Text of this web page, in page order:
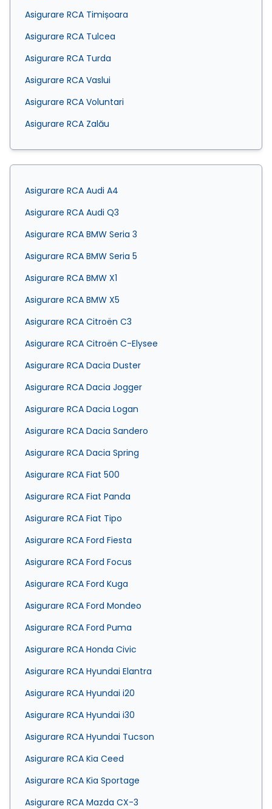
Asigurare RCA Timișoara
Asigurare RCA Tulcea
Asigurare RCA Turda
Asigurare RCA Vaslui
Asigurare RCA Voluntari
Asigurare RCA Zalău
Asigurare RCA Audi A4
Asigurare RCA Audi Q3
Asigurare RCA BMW Seria 3
Asigurare RCA BMW Seria 5
Asigurare RCA BMW X1
Asigurare RCA BMW X5
Asigurare RCA Citroën C3
Asigurare RCA Citroën C-Elysee
Asigurare RCA Dacia Duster
Asigurare RCA Dacia Jogger
Asigurare RCA Dacia Logan
Asigurare RCA Dacia Sandero
Asigurare RCA Dacia Spring
Asigurare RCA Fiat 500
Asigurare RCA Fiat Panda
Asigurare RCA Fiat Tipo
Asigurare RCA Ford Fiesta
Asigurare RCA Ford Focus
Asigurare RCA Ford Kuga
Asigurare RCA Ford Mondeo
Asigurare RCA Ford Puma
Asigurare RCA Honda Civic
Asigurare RCA Hyundai Elantra
Asigurare RCA Hyundai i20
Asigurare RCA Hyundai i30
Asigurare RCA Hyundai Tucson
Asigurare RCA Kia Ceed
Asigurare RCA Kia Sportage
Asigurare RCA Mazda CX-3